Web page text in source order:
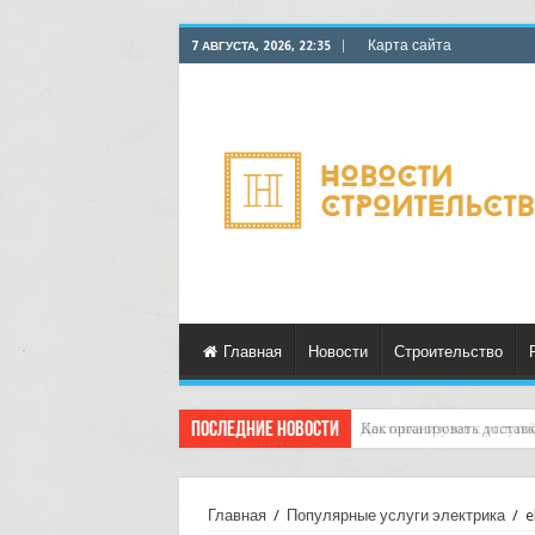
7 АВГУСТА, 2026, 22:35 Карта сайта
Главная Новости Строительство
Последние новости Доставка грузов с
Главная / Популярные услуги электрика /